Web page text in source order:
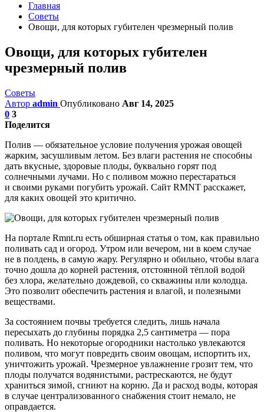
Главная
Советы
Овощи, для которых губителен чрезмерный полив
Овощи, для которых губителен
чрезмерный полив
Советы
Автор admin Опубликовано Авг 14, 2025
0 3
Поделится
Полив — обязательное условие получения урожая овощей
жарким, засушливым летом. Без влаги растения не способны
дать вкусные, здоровые плоды, буквально горят под
солнечными лучами. Но с поливом можно перестараться
и своими руками погубить урожай. Сайт RMNT расскажет,
для каких овощей это критично.
На портале Rmnt.ru есть обширная статья о том, как правильно
поливать сад и огород. Утром или вечером, ни в коем случае
не в полдень, в самую жару. Регулярно и обильно, чтобы влага
точно дошла до корней растения, отстоянной тёплой водой
без хлора, желательно дождевой, со скважины или колодца.
Это позволит обеспечить растения и влагой, и полезными
веществами.
За состоянием почвы требуется следить, лишь начала
пересыхать до глубины порядка 2,5 сантиметра — пора
поливать. Но некоторые огородники настолько увлекаются
поливом, что могут повредить своим овощам, испортить их,
уничтожить урожай. Чрезмерное увлажнение грозит тем, что
плоды получатся водянистыми, растрескаются, не будут
храниться зимой, сгниют на корню. Да и расход воды, которая
в случае централизованного снабжения стоит немало, не
оправдается.